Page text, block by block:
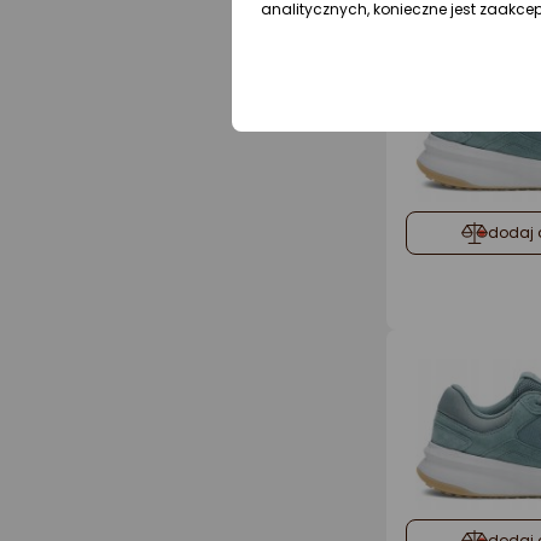
dodaj
analitycznych, konieczne jest